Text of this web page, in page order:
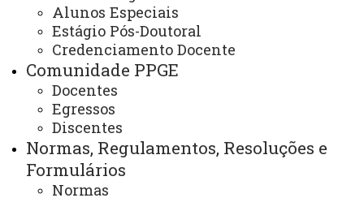
Alunos Especiais
Estágio Pós-Doutoral
Credenciamento Docente
Comunidade PPGE
Docentes
Egressos
Discentes
Normas, Regulamentos, Resoluções e
Formulários
Normas
ATUALIZAÇÃO MAIS RECENTE: 21 DE OUTUBRO DE
2025
ACESSOS: 113